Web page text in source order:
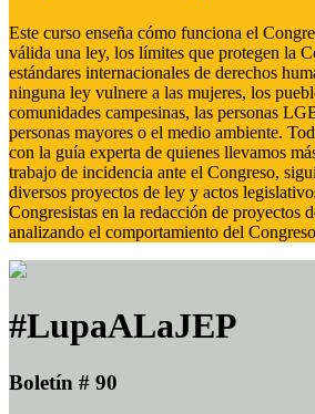
Este curso enseña cómo funciona el
válida una ley, los límites que protegen la
estándares internacionales de derechos
ninguna ley vulnere a las mujeres, los
comunidades campesinas, las personas
personas mayores o el medio ambiente.
con la guía experta de quienes llevamos
trabajo de incidencia ante el Congreso,
diversos proyectos de ley y actos
Congresistas en la redacción de proyectos
analizando el comportamiento del
#LupaALaJEP
Boletín # 90